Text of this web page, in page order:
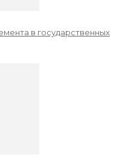
в государственных